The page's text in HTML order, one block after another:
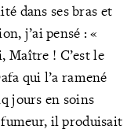
dans ses bras et
j’ai pensé : «
Maître ! C’est le
qui l’a ramené
jours en soins
il produisait